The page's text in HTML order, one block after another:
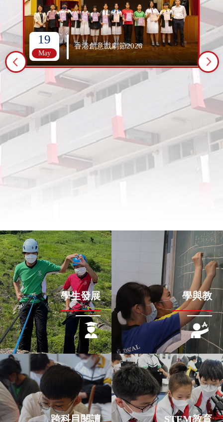
19
May
香港創意戲劇節2026
學生發展 學與教
跨科目閱讀 STEM教育